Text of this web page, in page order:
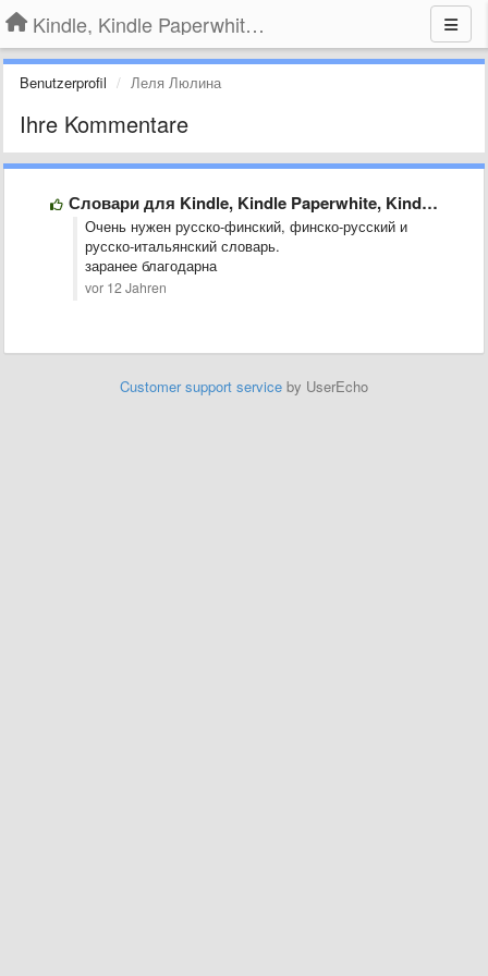
Kindle, Kindle Paperwhite, Kindle Voyage
Benutzerprofil Леля Люлина
Ihre Kommentare
Словари для Kindle, Kindle Paperwhite, Kindle Keyboard
Очень нужен русско-финский, финско-русский и
русско-итальянский словарь.
заранее благодарна
vor 12 Jahren
Customer support service by UserEcho